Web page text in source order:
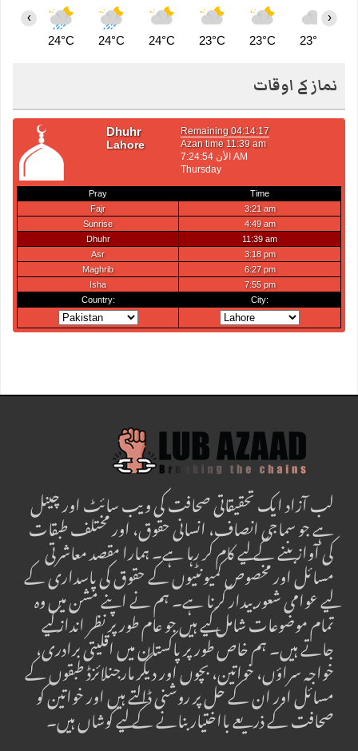
24°C 24°C 24°C 23°C 23°C 23°C
‹ ›
نماز کے اوقات
لب آزاد ایک تحقیقاتی صحافت کی ویب سائٹ اور چینل
ہے جو سماجی انصاف، انسانی حقوق، اور مختلف طبقات
کی آواز بننے کے لیے کام کر رہا ہے۔ ہمارا مقصد معاشرتی
مسائل اور مخصوص کمیونٹیوں کے حقوق کی پاسداری کے
لیے عوامی شعور بیدار کرنا ہے۔ ہم نے اپنے مشن میں وہ
تمام موضوعات شامل کیے ہیں جو عام طور پر نظر انداز کیے
جاتے ہیں۔ ہم خاص طور پر پاکستان میں اقلیتی برادری،
خواجہ سراؤں، خواتین، بچوں اور دیگر مارجنلائزڈ طبقوں کے
مسائل اور ان کے حل پر روشنی ڈالتے ہیں اور خواتین کو
صحافت کے ذریعے بااختیار بنانے کے لیے کوشاں ہیں۔